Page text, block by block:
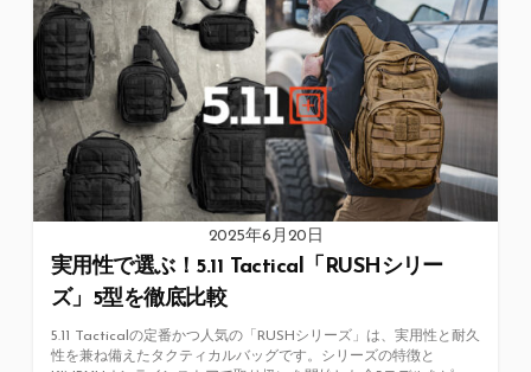
リ
2025年6月20日
実用性で選ぶ！5.11 Tactical「RUSHシリー
ズ」5型を徹底比較
5.11 Tacticalの定番かつ人気の「RUSHシリーズ」は、実用性と耐久
性を兼ね備えたタクティカルバッグです。シリーズの特徴と